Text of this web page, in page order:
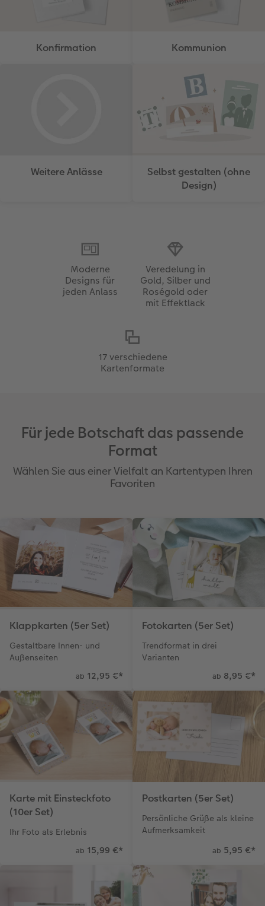
Konfirmation Kommunion
Weitere Anlässe
Selbst gestalten (ohne
Design)
Moderne
Designs für
jeden Anlass
Veredelung in
Gold, Silber und
Roségold oder
mit Effektlack
17 verschiedene
Kartenformate
Für jede Botschaft das passende
Format
Wählen Sie aus einer Vielfalt an Kartentypen Ihren
Favoriten
Klappkarten (5er Set)
Gestaltbare Innen- und
Außenseiten
ab 12,95 €*
Fotokarten (5er Set)
Trendformat in drei
Varianten
ab 8,95 €*
Karte mit Einsteckfoto
(10er Set)
Ihr Foto als Erlebnis
ab 15,99 €*
Postkarten (5er Set)
Persönliche Grüße als kleine
Aufmerksamkeit
ab 5,95 €*